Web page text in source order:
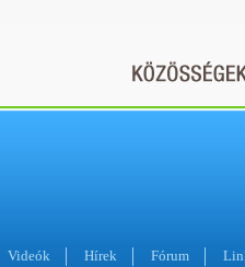
Videók Hírek Fórum